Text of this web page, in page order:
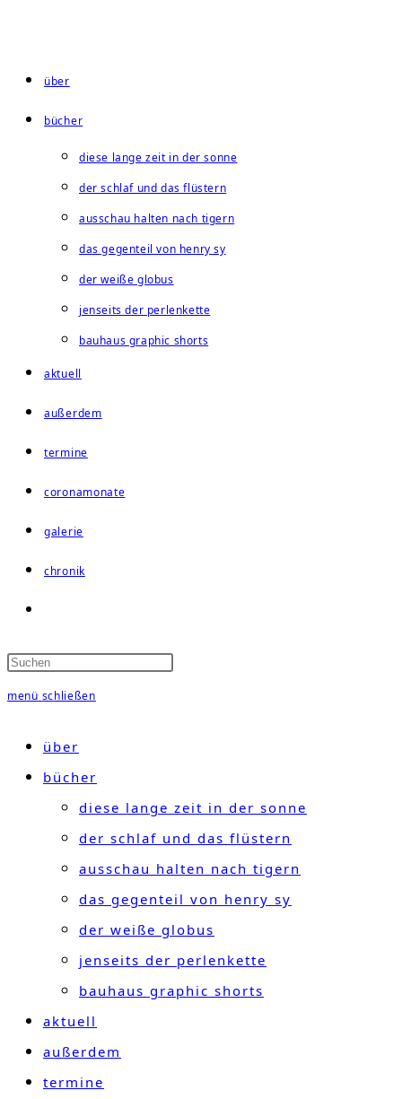
springen
über
bücher
diese lange zeit in der sonne
der schlaf und das flüstern
ausschau halten nach tigern
das gegenteil von henry sy
der weiße globus
jenseits der perlenkette
bauhaus graphic shorts
aktuell
außerdem
termine
coronamonate
galerie
chronik
umschalten
menü schließen
über
bücher
diese lange zeit in der sonne
der schlaf und das flüstern
ausschau halten nach tigern
das gegenteil von henry sy
der weiße globus
jenseits der perlenkette
bauhaus graphic shorts
aktuell
außerdem
termine